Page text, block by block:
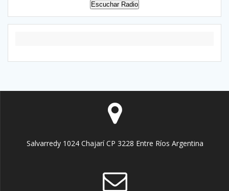
Escuchar Radio
Salvarredy 1024 Chajarí CP 3228 Entre Ríos Argentina